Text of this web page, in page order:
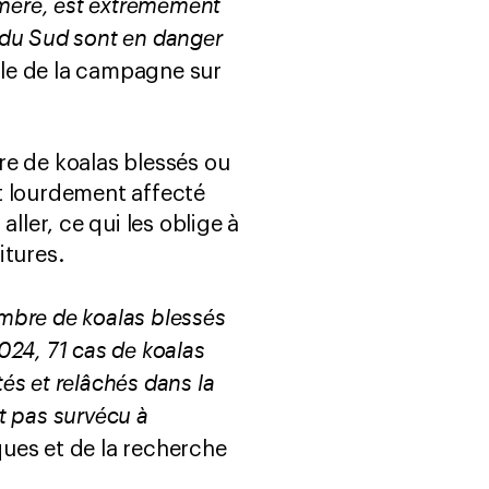
Sud sont en danger
de la campagne sur
de koalas blessés ou
lourdement affecté
ce qui les oblige à
de koalas blessés
71 cas de koalas
et relâchés dans la
pas survécu à
et de la recherche